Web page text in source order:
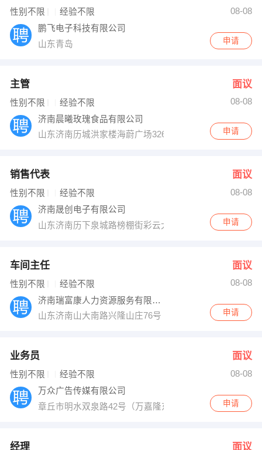
性别不限 经验不限
08-08
鹏飞电子科技有限公司
山东青岛
申请
主管 面议
性别不限 经验不限
08-08
济南晨曦玫瑰食品有限公司
山东济南历城洪家楼海蔚广场32619室
申请
销售代表 面议
性别不限 经验不限
08-08
济南晟创电子有限公司
山东济南历下泉城路榜棚街彩云大厦918
申请
车间主任 面议
性别不限 经验不限
08-08
济南瑞富康人力资源服务有限公司
山东济南山大南路兴隆山庄76号
申请
业务员 面议
性别不限 经验不限
08-08
万众广告传媒有限公司
章丘市明水双泉路42号（万嘉隆东800米）
申请
经理 面议